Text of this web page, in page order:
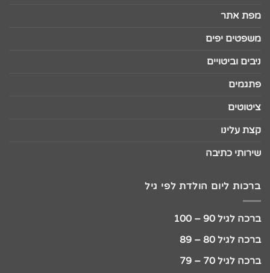
מפת אתר
משפטים יפים
ניבים וביטויים
פתגמים
ציטוטים
קצת עלינו
שירותי כתיבה
ברכות ליום הולדת לפי גיל
ברכה לגיל 90 – 100
ברכה לגיל 80 – 89
ברכה לגיל 70 – 79